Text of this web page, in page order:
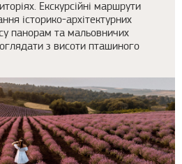
Екскурсійні маршрути
історико-архітектурних
панорам та мальовничих
з висоти пташиного